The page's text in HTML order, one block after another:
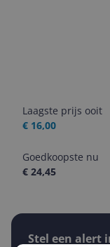
Laagste prijs ooit
€ 16,00
Goedkoopste nu
€ 24,45
Stel een alert